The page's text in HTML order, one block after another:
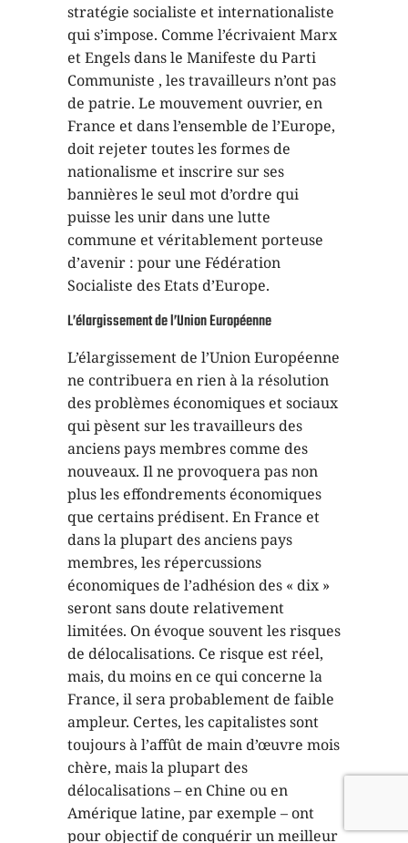
stratégie socialiste et internationaliste
qui s’impose. Comme l’écrivaient Marx
et Engels dans le Manifeste du Parti
Communiste , les travailleurs n’ont pas
de patrie. Le mouvement ouvrier, en
France et dans l’ensemble de l’Europe,
doit rejeter toutes les formes de
nationalisme et inscrire sur ses
bannières le seul mot d’ordre qui
puisse les unir dans une lutte
commune et véritablement porteuse
d’avenir : pour une Fédération
Socialiste des Etats d’Europe.
L’élargissement de l’Union Européenne
L’élargissement de l’Union Européenne
ne contribuera en rien à la résolution
des problèmes économiques et sociaux
qui pèsent sur les travailleurs des
anciens pays membres comme des
nouveaux. Il ne provoquera pas non
plus les effondrements économiques
que certains prédisent. En France et
dans la plupart des anciens pays
membres, les répercussions
économiques de l’adhésion des « dix »
seront sans doute relativement
limitées. On évoque souvent les risques
de délocalisations. Ce risque est réel,
mais, du moins en ce qui concerne la
France, il sera probablement de faible
ampleur. Certes, les capitalistes sont
toujours à l’affût de main d’œuvre mois
chère, mais la plupart des
délocalisations – en Chine ou en
Amérique latine, par exemple – ont
pour objectif de conquérir un meilleur